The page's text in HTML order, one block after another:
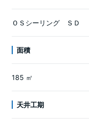
ＯＳシーリング ＳＤ
面積
185 ㎡
天井工期